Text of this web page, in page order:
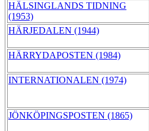
HÄLSINGLANDS TIDNING
(1953)
HÄRJEDALEN (1944)
HÄRRYDAPOSTEN (1984)
INTERNATIONALEN (1974)
JÖNKÖPINGSPOSTEN (1865)